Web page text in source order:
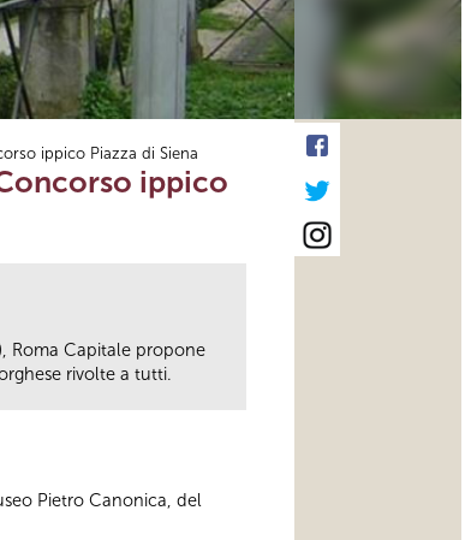
ippico Piazza di Siena
ippico
Roma Capitale propone
rivolte a tutti.
Pietro Canonica, del